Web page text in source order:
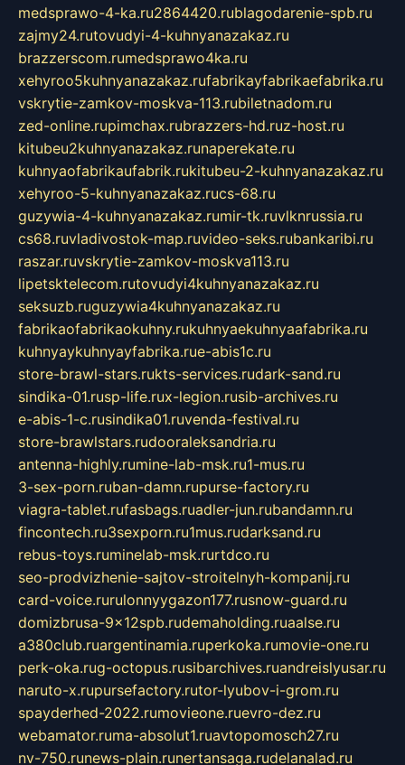
medsprawo-4-ka.ru2864420.rublagodarenie-spb.ru
zajmy24.rutovudyi-4-kuhnyanazakaz.ru
brazzerscom.rumedsprawo4ka.ru
xehyroo5kuhnyanazakaz.rufabrikayfabrikaefabrika.ru
vskrytie-zamkov-moskva-113.rubiletnadom.ru
zed-online.rupimchax.rubrazzers-hd.ruz-host.ru
kitubeu2kuhnyanazakaz.runaperekate.ru
kuhnyaofabrikaufabrik.rukitubeu-2-kuhnyanazakaz.ru
xehyroo-5-kuhnyanazakaz.rucs-68.ru
guzywia-4-kuhnyanazakaz.rumir-tk.ruvlknrussia.ru
cs68.ruvladivostok-map.ruvideo-seks.rubankaribi.ru
raszar.ruvskrytie-zamkov-moskva113.ru
lipetsktelecom.rutovudyi4kuhnyanazakaz.ru
seksuzb.ruguzywia4kuhnyanazakaz.ru
fabrikaofabrikaokuhny.rukuhnyaekuhnyaafabrika.ru
kuhnyaykuhnyayfabrika.rue-abis1c.ru
store-brawl-stars.rukts-services.rudark-sand.ru
sindika-01.rusp-life.rux-legion.rusib-archives.ru
e-abis-1-c.rusindika01.ruvenda-festival.ru
store-brawlstars.rudooraleksandria.ru
antenna-highly.rumine-lab-msk.ru1-mus.ru
3-sex-porn.ruban-damn.rupurse-factory.ru
viagra-tablet.rufasbags.ruadler-jun.rubandamn.ru
fincontech.ru3sexporn.ru1mus.rudarksand.ru
rebus-toys.ruminelab-msk.rurtdco.ru
seo-prodvizhenie-sajtov-stroitelnyh-kompanij.ru
card-voice.rurulonnyygazon177.rusnow-guard.ru
domizbrusa-9x12spb.rudemaholding.ruaalse.ru
a380club.ruargentinamia.ruperkoka.rumovie-one.ru
perk-oka.rug-octopus.rusibarchives.ruandreislyusar.ru
naruto-x.rupursefactory.rutor-lyubov-i-grom.ru
spayderhed-2022.rumovieone.ruevro-dez.ru
webamator.ruma-absolut1.ruavtopomosch27.ru
nv-750.runews-plain.runertansaga.rudelanalad.ru